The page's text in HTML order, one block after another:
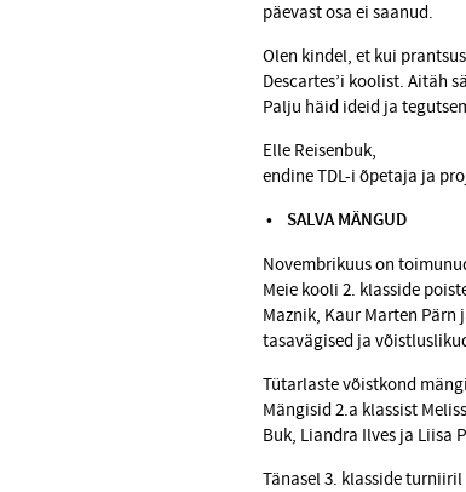
päevast osa ei saanud.
Olen kindel, et kui
Descartes’i koolist. Aitäh
Palju häid ideid ja
Elle Reisenbuk,
endine TDL-i õpetaja ja
• SALVA MÄNGUD
Novembrikuus on
Meie kooli 2. klasside
Maznik, Kaur Marten
tasavägised ja
Tütarlaste võistkond
Mängisid 2.a klassist
Buk, Liandra Ilves ja Liisa
Tänasel 3. klasside